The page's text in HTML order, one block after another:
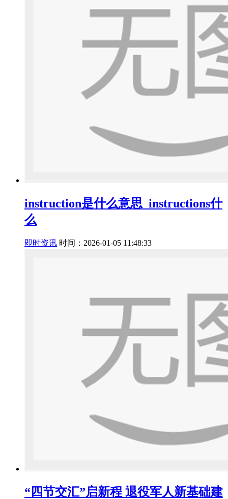
instruction是什么意思_instructions什
么
即时资讯 时间：2026-01-05 11:48:33
“四节交汇”启新程 退役军人新基础建